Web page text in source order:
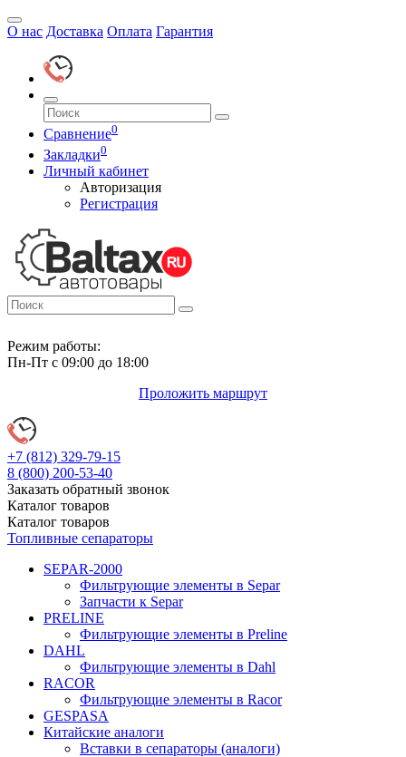
О нас Доставка Оплата Гарантия
Сравнение0
Закладки0
Личный кабинет
Авторизация
Регистрация
Режим работы:
Пн-Пт с 09:00 до 18:00
Проложить маршрут
+7 (812) 329-79-15
8 (800) 200-53-40
Заказать обратный звонок
Каталог товаров
Каталог товаров
Топливные сепараторы
SEPAR-2000
Фильтрующие элементы в Separ
Запчасти к Separ
PRELINE
Фильтрующие элементы в Preline
DAHL
Фильтрующие элементы в Dahl
RACOR
Фильтрующие элементы в Racor
GESPASA
Китайские аналоги
Вставки в сепараторы (аналоги)